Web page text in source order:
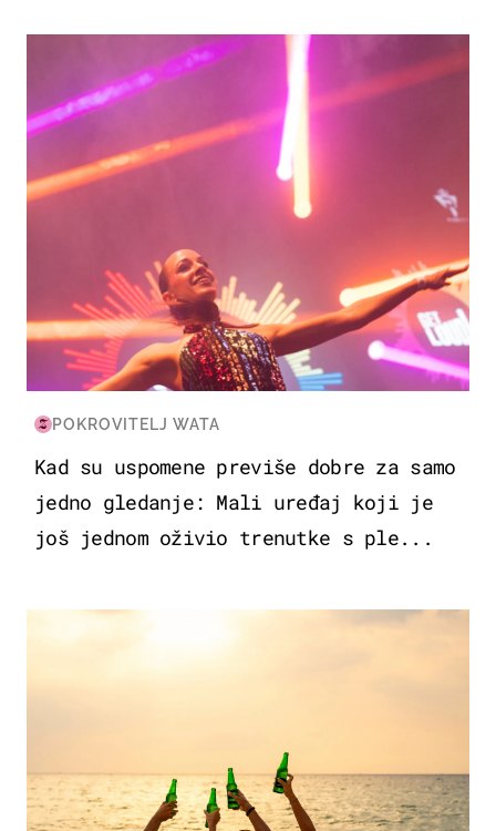
KULTURA & ZABAVA
POKROVITELJ WATA
Kad su uspomene previše dobre za samo
jedno gledanje: Mali uređaj koji je
još jednom oživio trenutke s ple...